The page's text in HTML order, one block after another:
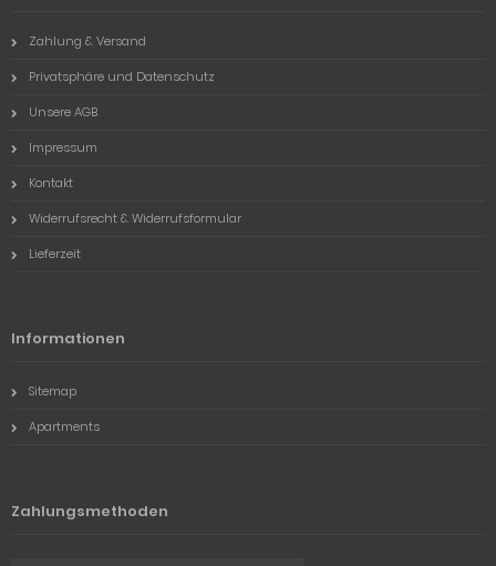
Zahlung & Versand
Privatsphäre und Datenschutz
Unsere AGB
Impressum
Kontakt
Widerrufsrecht & Widerrufsformular
Lieferzeit
Informationen
Sitemap
Apartments
Zahlungsmethoden